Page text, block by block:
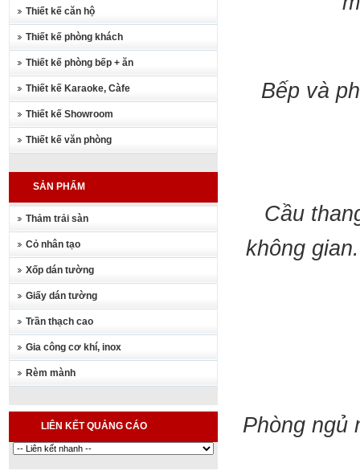
Thiết kế căn hộ
Thiết kế phòng khách
Thiết kế phòng bếp + ăn
Thiết kế Karaoke, Càfe
Thiết kế Showroom
Thiết kế văn phòng
SẢN PHẨM
Thảm trải sàn
Cỏ nhân tạo
Xốp dán tường
Giấy dán tường
Trần thạch cao
Gia công cơ khí, inox
Rèm mành
LIÊN KẾT QUẢNG CÁO
Bếp và
Cầu
không
Phòng ngủ